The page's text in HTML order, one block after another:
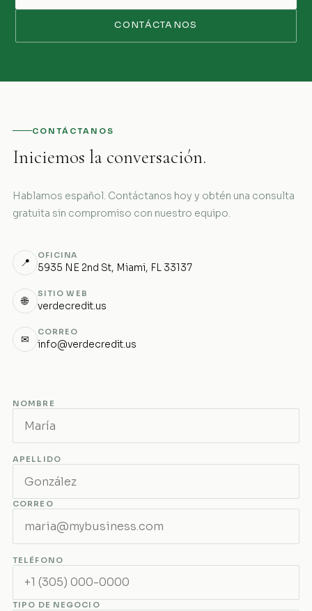
CONTÁCTANOS
CONTÁCTANOS
Iniciemos la conversación.
Hablamos español. Contáctanos hoy y obtén una consulta
gratuita sin compromiso con nuestro equipo.
📍
OFICINA
5935 NE 2nd St, Miami, FL 33137
🌐
SITIO WEB
verdecredit.us
✉
CORREO
info@verdecredit.us
NOMBRE
APELLIDO
CORREO
TELÉFONO
TIPO DE NEGOCIO